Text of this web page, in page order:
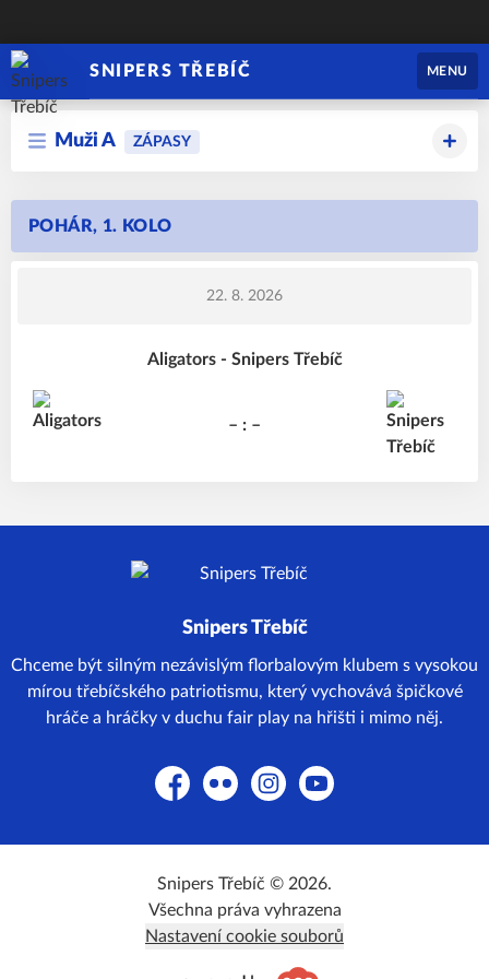
SNIPERS TŘEBÍČ MENU
Muži A ZÁPASY
POHÁR, 1. KOLO
22. 8. 2026
Aligators - Snipers Třebíč
– : –
Snipers Třebíč
Chceme být silným nezávislým florbalovým klubem s vysokou
mírou třebíčského patriotismu, který vychovává špičkové
hráče a hráčky v duchu fair play na hřišti i mimo něj.
FacebookFlickr InstagramYouTube
Snipers Třebíč © 2026.
Všechna práva vyhrazena
Nastavení cookie souborů